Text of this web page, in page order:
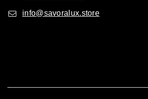
info@savoralux.store